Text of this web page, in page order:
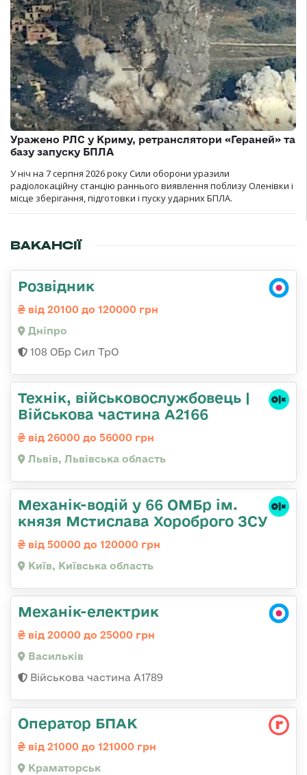
Уражено РЛС у Криму, ретранслятори «Гераней» та
базу запуску БПЛА
У ніч на 7 серпня 2026 року Сили оборони уразили
радіолокаційну станцію раннього виявлення поблизу Оленівки і
місце зберігання, підготовки і пуску ударних БПЛА.
ВАКАНСІЇ
Розвідник
від 20100 до 120000 грн
Дніпро
108 ОБр Сил ТрО
Технік, військовослужбовець |
Військова частина А2166
від 26000 до 56000 грн
Львів, Львівська область
Механік-водій у 66 ОМБр ім.
князя Мстислава Хороброго ЗСУ
від 50000 до 120000 грн
Київ, Київська область
Механік-електрик
від 20000 до 25000 грн
Васильків
Військова частина А1789
Оператор БПАК
від 21000 до 121000 грн
Краматорськ